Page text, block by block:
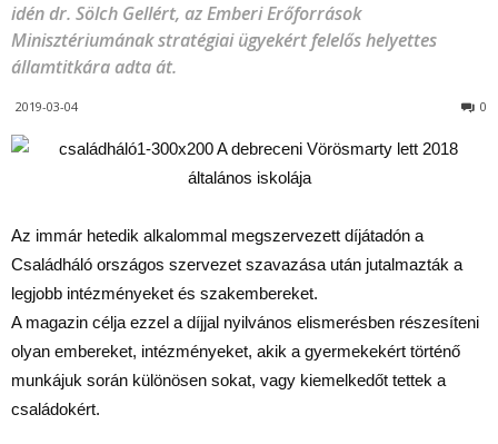
idén dr. Sölch Gellért, az Emberi Erőforrások
Minisztériumának stratégiai ügyekért felelős helyettes
államtitkára adta át.
2019-03-04 0
Az immár hetedik alkalommal megszervezett díjátadón a
Családháló országos szervezet szavazása után jutalmazták a
legjobb intézményeket és szakembereket.
A magazin célja ezzel a díjjal nyilvános elismerésben részesíteni
olyan embereket, intézményeket, akik a gyermekekért történő
munkájuk során különösen sokat, vagy kiemelkedőt tettek a
családokért.